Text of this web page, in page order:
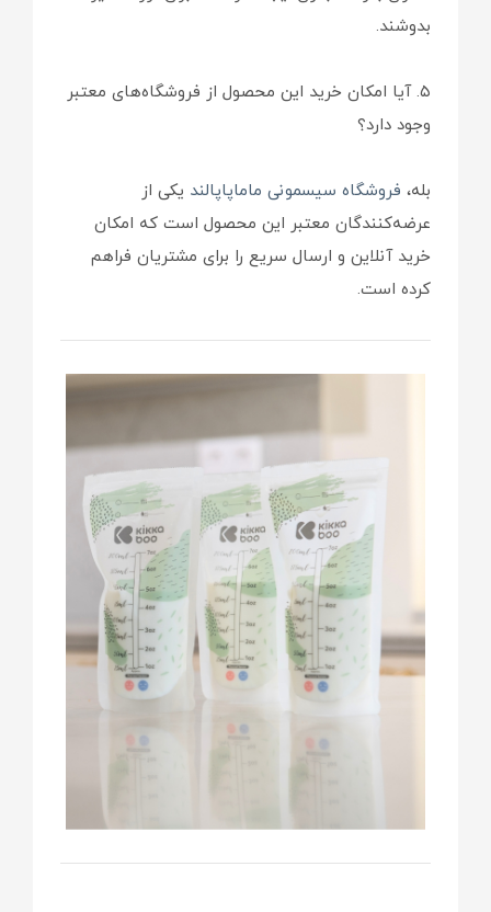
بدوشند.
۵. آیا امکان خرید این محصول از فروشگاه‌های معتبر
وجود دارد؟
بله، فروشگاه سیسمونی ماماپاپالند یکی از
عرضه‌کنندگان معتبر این محصول است که امکان
خرید آنلاین و ارسال سریع را برای مشتریان فراهم
کرده است.